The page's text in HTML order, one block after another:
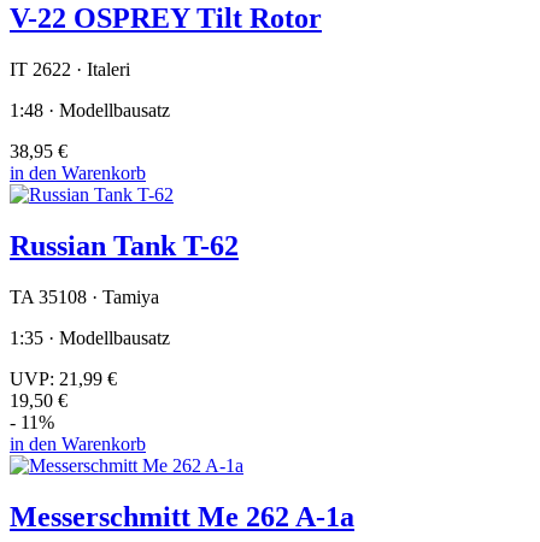
V-22 OSPREY Tilt Rotor
IT 2622 · Italeri
1:48 · Modellbausatz
38,95 €
in den Warenkorb
Russian Tank T-62
TA 35108 · Tamiya
1:35 · Modellbausatz
UVP: 21,99 €
19,50 €
- 11%
in den Warenkorb
Messerschmitt Me 262 A-1a